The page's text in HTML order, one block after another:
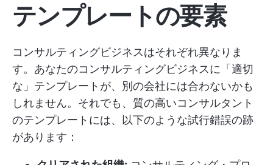
テンプレートの要素
コンサルティングビジネスはそれぞれ異なりま
す。あなたのコンサルティングビジネスに「適切
な」テンプレートが、別の会社には合わないかも
しれません。それでも、質の高いコンサルタント
のテンプレートには、以下のような試行錯誤の跡
があります：